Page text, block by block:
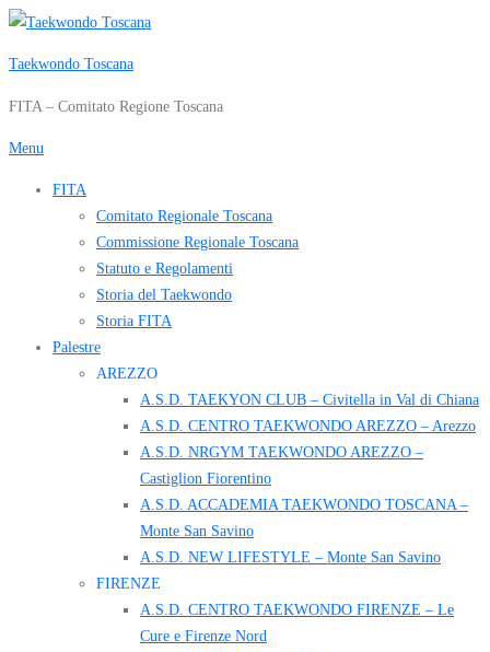
Passa
contenuto
Taekwondo Toscana
FITA – Comitato Regione Toscana
Menu
FITA
Comitato Regionale Toscana
Commissione Regionale Toscana
Statuto e Regolamenti
Storia del Taekwondo
Storia FITA
Palestre
AREZZO
A.S.D. TAEKYON CLUB – Civitella in Val di Chiana
A.S.D. CENTRO TAEKWONDO AREZZO – Arezzo
A.S.D. NRGYM TAEKWONDO AREZZO –
Castiglion Fiorentino
A.S.D. ACCADEMIA TAEKWONDO TOSCANA –
Monte San Savino
A.S.D. NEW LIFESTYLE – Monte San Savino
FIRENZE
A.S.D. CENTRO TAEKWONDO FIRENZE – Le
Cure e Firenze Nord